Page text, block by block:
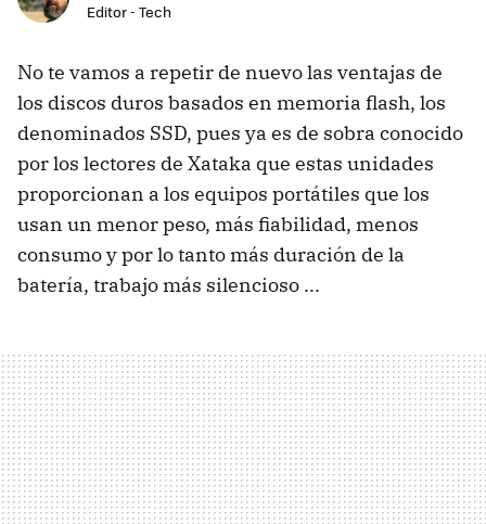
Editor - Tech
No te vamos a repetir de nuevo las ventajas de
los discos duros basados en memoria flash, los
denominados SSD, pues ya es de sobra conocido
por los lectores de Xataka que estas unidades
proporcionan a los equipos portátiles que los
usan un menor peso, más fiabilidad, menos
consumo y por lo tanto más duración de la
batería, trabajo más silencioso ...